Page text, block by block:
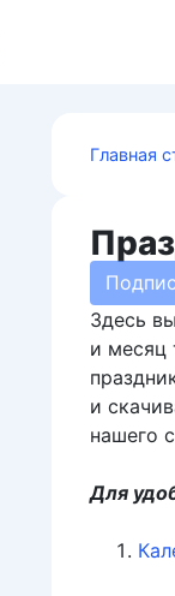
Главная
Здесь
и месяц
и
нашего
Для